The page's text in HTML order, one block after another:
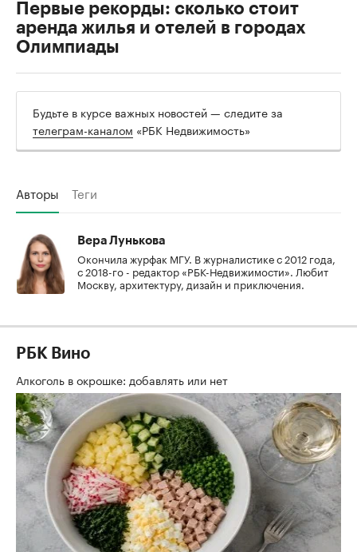
Первые рекорды: сколько стоит
аренда жилья и отелей в городах
Олимпиады
Будьте в курсе важных новостей — следите за
телеграм-каналом «РБК Недвижимость»
Авторы Теги
Вера Лунькова
Окончила журфак МГУ. В журналистике с 2012 года,
с 2018-го - редактор «РБК-Недвижимости». Любит
Москву, архитектуру, дизайн и приключения.
РБК Вино
Алкоголь в окрошке: добавлять или нет